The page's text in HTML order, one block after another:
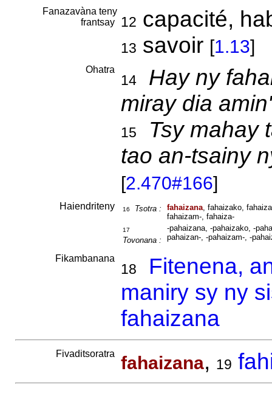
Fanazavàna teny
frantsay
12 capacité,
13 savoir [1.13]
Ohatra
14
Hay ny
miray dia
15
Tsy mahay
tao an-tsainy
[2.470#166]
Haiendriteny 16 Tsotra : fahaizana, fahaizako,
fahaizam-, fahaiza-
17
Tovonana :
-pahaizana, -pahaizako, -
pahaizan-, -pahaizam-, -
Fikambanana
18
Fitenena,
maniry sy ny
fahaizana
Fivaditsoratra fahaizana, 19